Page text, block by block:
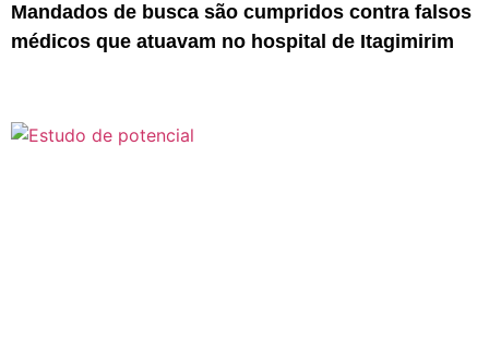
Mandados de busca são cumpridos contra falsos
médicos que atuavam no hospital de Itagimirim